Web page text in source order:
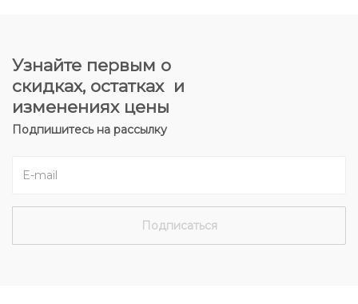
Узнайте первым о
скидках, остатках и
изменениях цены
Подпишитесь на рассылку